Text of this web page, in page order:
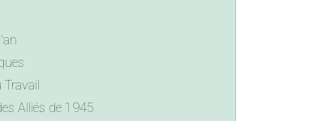
Travail
Alliés de 1945